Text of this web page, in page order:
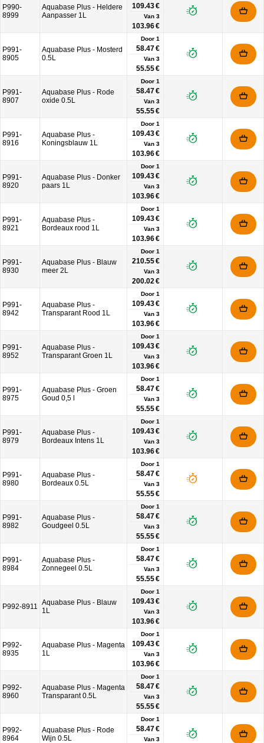
P990-
8999
Aquabase Plus - Heldere
Aanpasser 1L
109.43 €
Van 3
103.96 €
P991-
8905
Aquabase Plus - Mosterd
0.5L
Door 1
58.47 €
Van 3
55.55 €
P991-
8907
Aquabase Plus - Rode
oxide 0.5L
Door 1
58.47 €
Van 3
55.55 €
P991-
8916
Aquabase Plus -
Koningsblauw 1L
Door 1
109.43 €
Van 3
103.96 €
P991-
8920
Aquabase Plus - Donker
paars 1L
Door 1
109.43 €
Van 3
103.96 €
P991-
8921
Aquabase Plus -
Bordeaux rood 1L
Door 1
109.43 €
Van 3
103.96 €
P991-
8930
Aquabase Plus - Blauw
meer 2L
Door 1
210.55 €
Van 3
200.02 €
P991-
8942
Aquabase Plus -
Transparant Rood 1L
Door 1
109.43 €
Van 3
103.96 €
P991-
8952
Aquabase Plus -
Transparant Groen 1L
Door 1
109.43 €
Van 3
103.96 €
P991-
8975
Aquabase Plus - Groen
Goud 0,5 l
Door 1
58.47 €
Van 3
55.55 €
P991-
8979
Aquabase Plus -
Bordeaux Intens 1L
Door 1
109.43 €
Van 3
103.96 €
P991-
8980
Aquabase Plus -
Bordeaux 0.5L
Door 1
58.47 €
Van 3
55.55 €
P991-
8982
Aquabase Plus -
Goudgeel 0.5L
Door 1
58.47 €
Van 3
55.55 €
P991-
8984
Aquabase Plus -
Zonnegeel 0.5L
Door 1
58.47 €
Van 3
55.55 €
P992-8911 Aquabase Plus - Blauw
1L
Door 1
109.43 €
Van 3
103.96 €
P992-
8935
Aquabase Plus - Magenta
1L
Door 1
109.43 €
Van 3
103.96 €
P992-
8960
Aquabase Plus - Magenta
Transparant 0.5L
Door 1
58.47 €
Van 3
55.55 €
P992-
8964
Aquabase Plus - Rode
Wijn 0.5L
Door 1
58.47 €
Van 3